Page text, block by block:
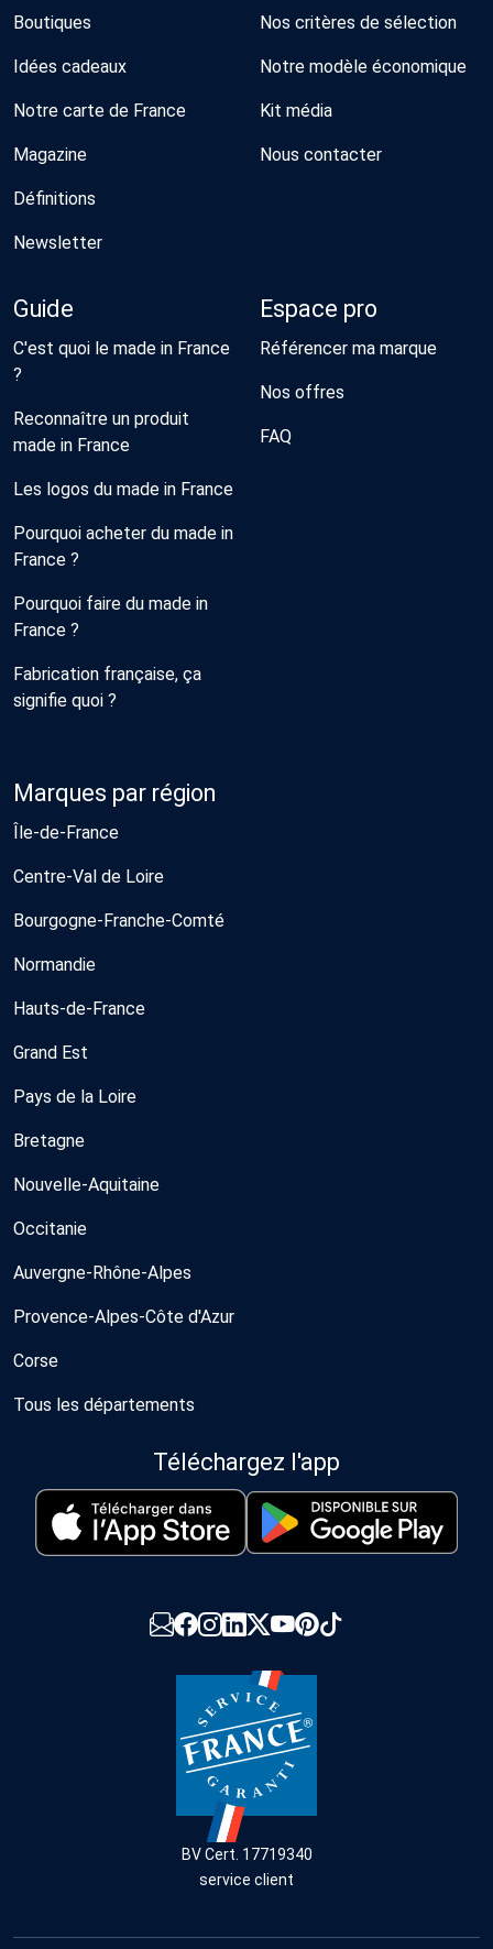
Boutiques
Idées cadeaux
Notre carte de France
Magazine
Définitions
Newsletter
Nos critères de sélection
Notre modèle économique
Kit média
Nous contacter
Guide
C'est quoi le made in France
?
Reconnaître un produit
made in France
Les logos du made in France
Pourquoi acheter du made in
France ?
Pourquoi faire du made in
France ?
Fabrication française, ça
signifie quoi ?
Espace pro
Référencer ma marque
Nos offres
FAQ
Marques par région
Île-de-France
Centre-Val de Loire
Bourgogne-Franche-Comté
Normandie
Hauts-de-France
Grand Est
Pays de la Loire
Bretagne
Nouvelle-Aquitaine
Occitanie
Auvergne-Rhône-Alpes
Provence-Alpes-Côte d'Azur
Corse
Tous les départements
Téléchargez l'app
BV Cert. 17719340
service client